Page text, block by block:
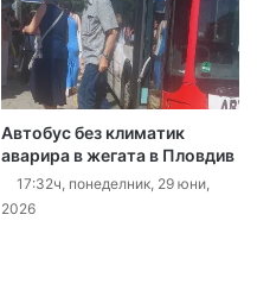
Автобус без климатик
аварира в жегата в Пловдив
17:32ч, понеделник, 29 юни,
2026